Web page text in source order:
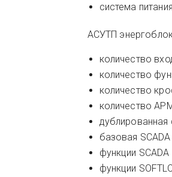
система
АСУТП
количество
количество
количество
количество
дублированная
базовая
функции
функции